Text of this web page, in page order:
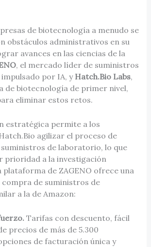
de biotecnología a menudo se
obstáculos administrativos en su
avances en las ciencias de la
, el mercado líder de suministros
por IA, y Hatch.Bio Labs,
de biotecnología de primer nivel,
eliminar estos retos.
estratégica permite a los
agilizar el proceso de
de laboratorio, lo que
prioridad a la investigación
plataforma de ZAGENO ofrece una
compra de suministros de
a la de Amazon:
Tarifas con descuento, fácil
precios de más de 5.300
de facturación única y